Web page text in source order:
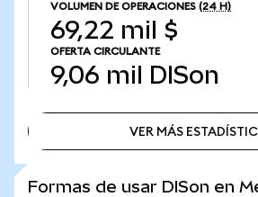
VOLUMEN DE OPERACIONES (24 H)
69,22 mil $
OFERTA CIRCULANTE
9,06 mil DISon
VER MÁS
Formas de usar DISon en